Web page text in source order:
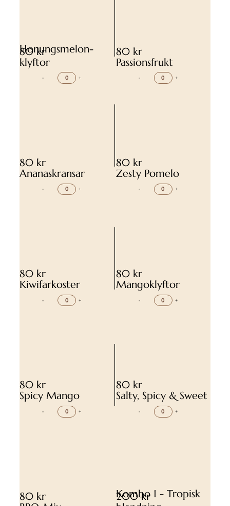
80 kr
Honungsmelon-
klyftor
- +
80 kr
Passionsfrukt
- +
80 kr
Ananaskransar
- +
80 kr
Zesty Pomelo
- +
80 kr
Kiwifarkoster
- +
80 kr
Mangoklyftor
- +
80 kr
Spicy Mango
- +
80 kr
Salty, Spicy & Sweet
- +
80 kr
200 kr
Kombo 1 - Tropisk